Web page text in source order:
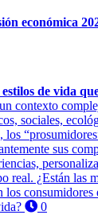
económica
de vida
contexto
sociales,
sus
real. ¿Están las
los consumidores
0